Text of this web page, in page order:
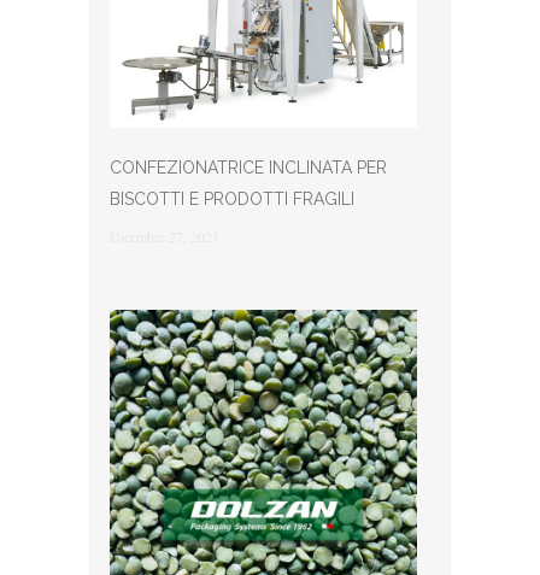
CONFEZIONATRICE INCLINATA PER
BISCOTTI E PRODOTTI FRAGILI